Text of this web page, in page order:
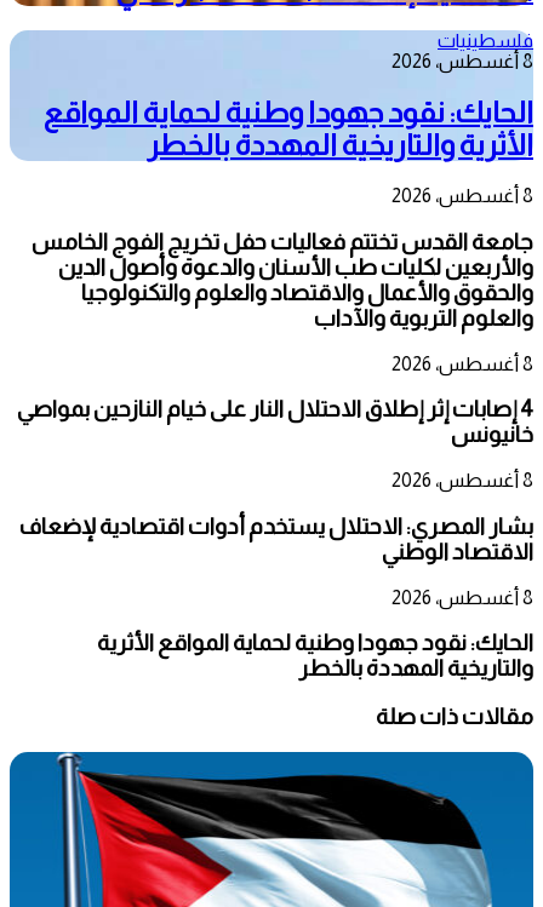
فلسطينيات
8 أغسطس، 2026
الحايك: نقود جهودا وطنية لحماية المواقع
الأثرية والتاريخية المهددة بالخطر
8 أغسطس، 2026
جامعة القدس تختتم فعاليات حفل تخريج الفوج الخامس
والأربعين لكليات طب الأسنان والدعوة وأصول الدين
والحقوق والأعمال والاقتصاد والعلوم والتكنولوجيا
والعلوم التربوية والآداب
8 أغسطس، 2026
4 إصابات إثر إطلاق الاحتلال النار على خيام النازحين بمواصي
خانيونس
8 أغسطس، 2026
بشار المصري: الاحتلال يستخدم أدوات اقتصادية لإضعاف
الاقتصاد الوطني
8 أغسطس، 2026
الحايك: نقود جهودا وطنية لحماية المواقع الأثرية
والتاريخية المهددة بالخطر
مقالات ذات صلة